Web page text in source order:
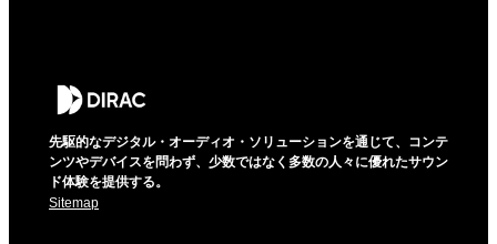
先駆的なデジタル・オーディオ・ソリューションを通じて、コンテ
ンツやデバイスを問わず、少数ではなく多数の人々に優れたサウン
ド体験を提供する。
Sitemap